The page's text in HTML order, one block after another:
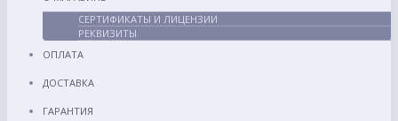
СЕРТИФИКАТЫ И ЛИЦЕНЗИИ
РЕКВИЗИТЫ
ОПЛАТА
ДОСТАВКА
ГАРАНТИЯ